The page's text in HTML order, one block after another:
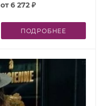
от6 272 ₽
ПОДРОБНЕЕ